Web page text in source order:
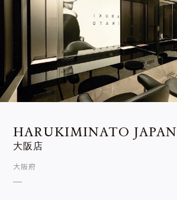
HARUKIMINATO JAPAN
大阪店
大阪府